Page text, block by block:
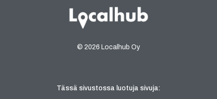
© 2026 Localhub Oy
Tässä sivustossa luotuja sivuja: